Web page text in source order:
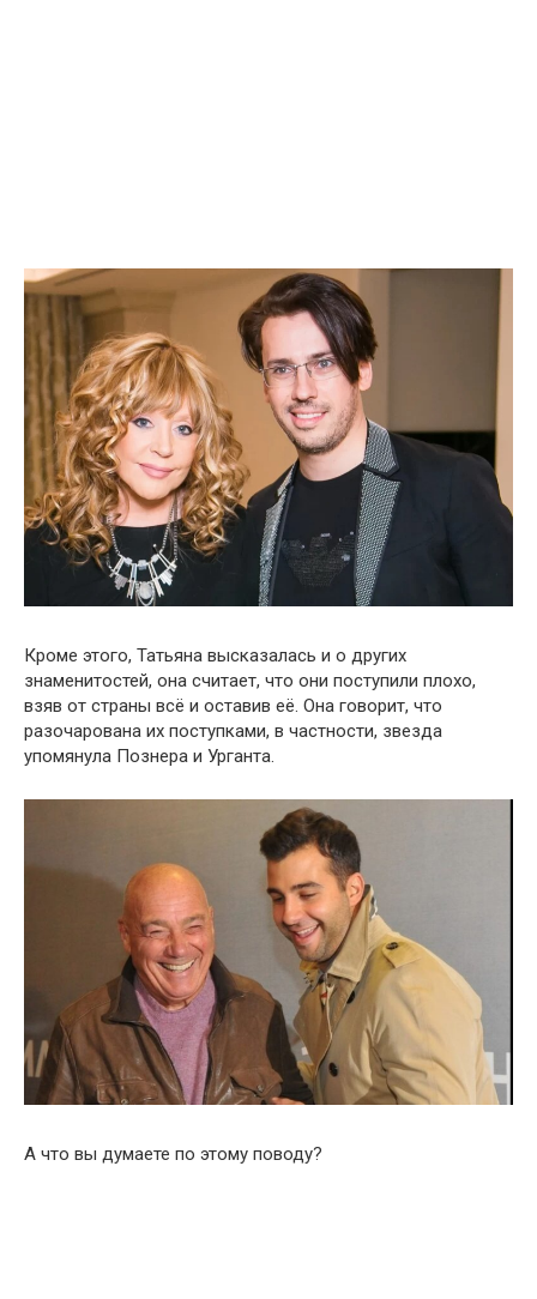
Кроме этого, Татьяна высказалась и о других
знаменитостей, она считает, что они поступили плохо,
взяв от страны всё и оставив её. Она говорит, что
разочарована их поступками, в частности, звезда
упомянула Познера и Урганта.
А что вы думаете по этому поводу?